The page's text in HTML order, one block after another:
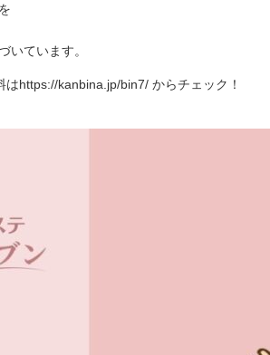
いています。
https://kanbina.jp/bin7/ からチェック！